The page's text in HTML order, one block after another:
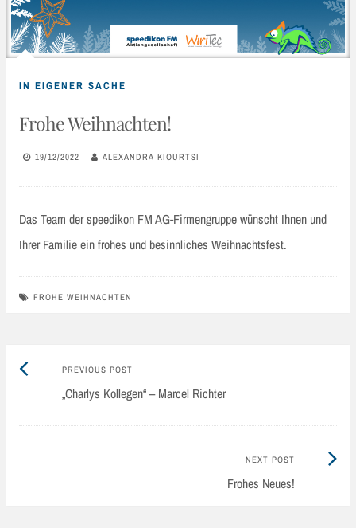
IN EIGENER SACHE
Frohe Weihnachten!
19/12/2022 ALEXANDRA KIOURTSI
Das Team der speedikon FM AG-Firmengruppe wünscht Ihnen und
Ihrer Familie ein frohes und besinnliches Weihnachtsfest.
FROHE WEIHNACHTEN
Post
navigation
PREVIOUS POSTPrevious
post:
„Charlys Kollegen“ – Marcel Richter
NEXT POST
Frohes Neues!